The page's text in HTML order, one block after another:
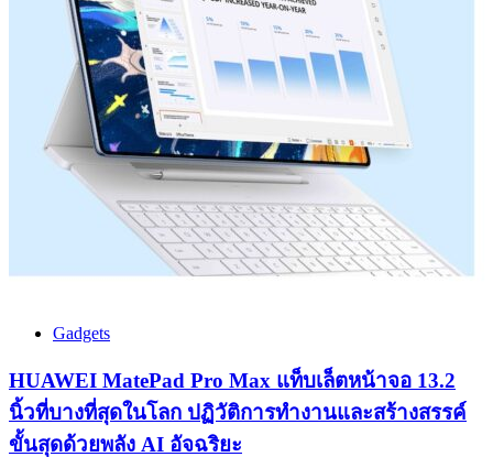
Gadgets
HUAWEI MatePad Pro Max แท็บเล็ตหน้าจอ 13.2
นิ้วที่บางที่สุดในโลก ปฏิวัติการทำงานและสร้างสรรค์
ขั้นสุดด้วยพลัง AI อัจฉริยะ